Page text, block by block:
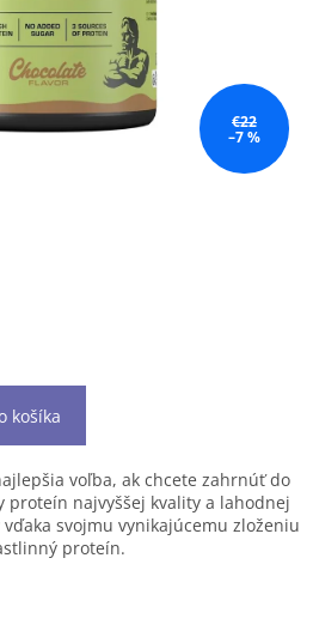
€22
–7 %
košíka
voľba, ak chcete zahrnúť do
proteín najvyššej kvality a lahodnej
svojmu vynikajúcemu zloženiu
proteín.